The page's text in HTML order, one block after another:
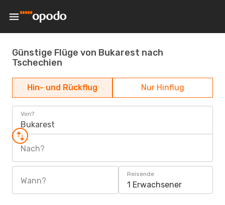
Günstige Flüge von Bukarest nach
Tschechien
Hin- und Rückflug Nur Hinflug
Von?
Bukarest
Nach?
Wann?
Reisende
1 Erwachsener